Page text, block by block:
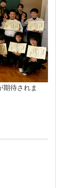
期待されま